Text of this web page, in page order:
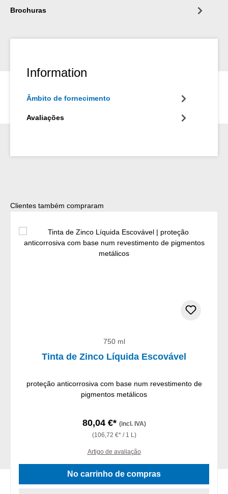
Brochuras
Information
Âmbito de fornecimento
Avaliações
Ignorar a galeria de produtos
Clientes também compraram
750 ml
Tinta de Zinco Líquida Escovável
proteção anticorrosiva com base num revestimento de
pigmentos metálicos
80,04 €* (incl. IVA)
(106,72 €* / 1 L)
Artigo de avaliação
No carrinho de compras